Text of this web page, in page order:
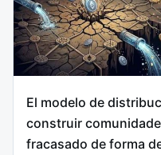
El modelo de
construir
fracasado de forma